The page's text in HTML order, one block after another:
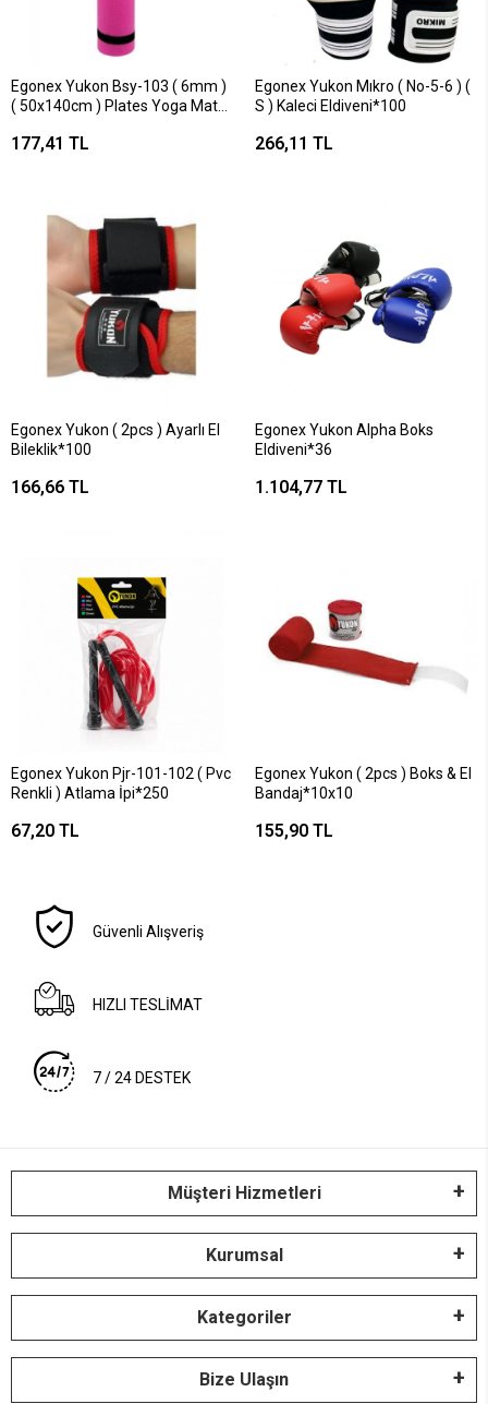
Egonex Yukon Bsy-103 ( 6mm )
( 50x140cm ) Plates Yoga Mat
177,41 TL
Egonex Yukon Mıkro ( No-5-6 ) (
S ) Kaleci Eldiveni*100
266,11 TL
Egonex Yukon ( 2pcs ) Ayarlı El
Bileklik*100
166,66 TL
Egonex Yukon Alpha Boks
Eldiveni*36
1.104,77 TL
Egonex Yukon Pjr-101-102 ( Pvc
Renkli ) Atlama İpi*250
67,20 TL
Egonex Yukon ( 2pcs ) Boks & El
Bandaj*10x10
155,90 TL
Güvenli Alışveriş
HIZLI TESLİMAT
7 / 24 DESTEK
Müşteri Hizmetleri
Kurumsal
Kategoriler
Bize Ulaşın